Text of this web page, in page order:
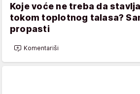
Koje voće ne treba da
tokom toplotnog talasa?
propasti
Komentariši